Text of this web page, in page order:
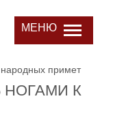
МЕНЮ
примет
НОГАМИ К